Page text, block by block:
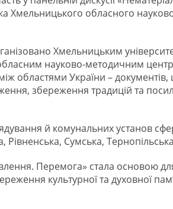
Хмельницького обласного
Хмельницьким
науково-методичним
областями України – документів,
збереження традицій та
й комунальних установ
Сумська,
Перемога» стала основою
культурної та духовної